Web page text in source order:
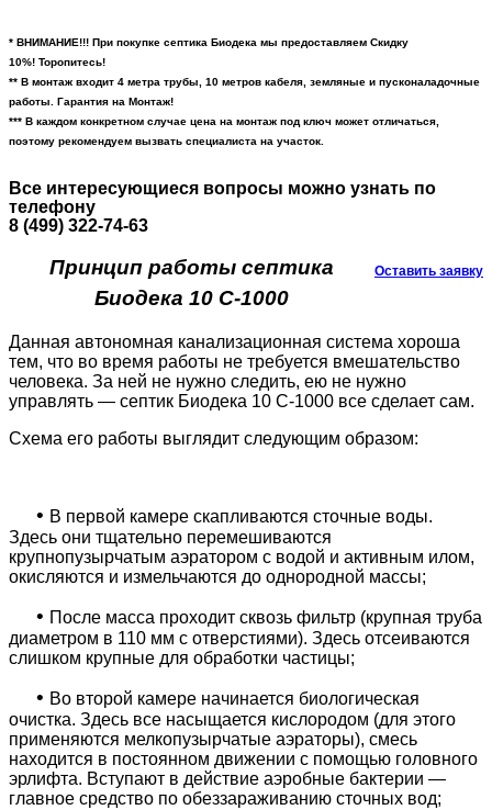
* ВНИМАНИЕ!!! При покупке септика Биодека мы предоставляем Скидку
10%! Торопитесь!
** В монтаж входит 4 метра трубы, 10 метров кабеля, земляные и пусконаладочные
работы. Гарантия на Монтаж!
*** В каждом конкретном случае цена на монтаж под ключ может отличаться,
поэтому рекомендуем вызвать специалиста на участок.
Все интересующиеся вопросы можно узнать по
телефону
8 (499) 322-74-63
Оставить заявку
Принцип работы септика
Биодека 10 C-1000
Данная автономная канализационная система хороша
тем, что во время работы не требуется вмешательство
человека. За ней не нужно следить, ею не нужно
управлять — септик Биодека 10 C-1000 все сделает сам.
Схема его работы выглядит следующим образом:
• В первой камере скапливаются сточные воды.
Здесь они тщательно перемешиваются
крупнопузырчатым аэратором с водой и активным илом,
окисляются и измельчаются до однородной массы;
• После масса проходит сквозь фильтр (крупная труба
диаметром в 110 мм с отверстиями). Здесь отсеиваются
слишком крупные для обработки частицы;
• Во второй камере начинается биологическая
очистка. Здесь все насыщается кислородом (для этого
применяются мелкопузырчатые аэраторы), смесь
находится в постоянном движении с помощью головного
эрлифта. Вступают в действие аэробные бактерии —
главное средство по обеззараживанию сточных вод;